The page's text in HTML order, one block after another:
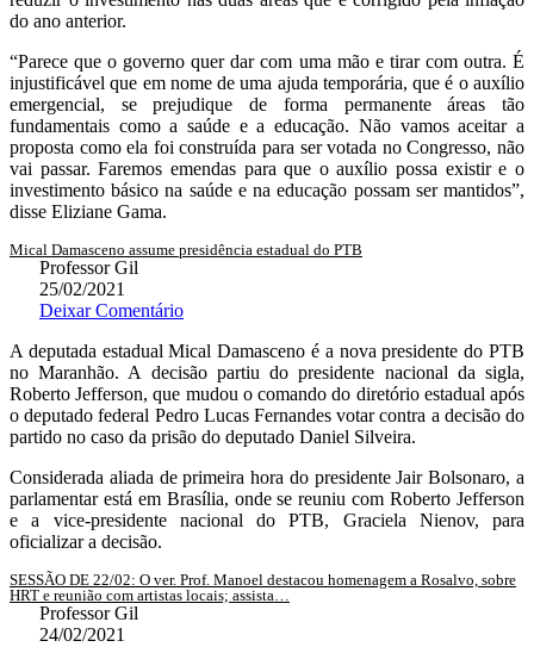
do ano anterior.
“Parece que o governo quer dar com uma mão e tirar com outra. É
injustificável que em nome de uma ajuda temporária, que é o auxílio
emergencial, se prejudique de forma permanente áreas tão
fundamentais como a saúde e a educação. Não vamos aceitar a
proposta como ela foi construída para ser votada no Congresso, não
vai passar. Faremos emendas para que o auxílio possa existir e o
investimento básico na saúde e na educação possam ser mantidos”,
disse Eliziane Gama.
Mical Damasceno assume presidência estadual do PTB
Professor Gil
25/02/2021
Deixar Comentário
A deputada estadual Mical Damasceno é a nova presidente do PTB
no Maranhão. A decisão partiu do presidente nacional da sigla,
Roberto Jefferson, que mudou o comando do diretório estadual após
o deputado federal Pedro Lucas Fernandes votar contra a decisão do
partido no caso da prisão do deputado Daniel Silveira.
Considerada aliada de primeira hora do presidente Jair Bolsonaro, a
parlamentar está em Brasília, onde se reuniu com Roberto Jefferson
e a vice-presidente nacional do PTB, Graciela Nienov, para
oficializar a decisão.
SESSÃO DE 22/02: O ver. Prof. Manoel destacou homenagem a Rosalvo, sobre
HRT e reunião com artistas locais; assista…
Professor Gil
24/02/2021